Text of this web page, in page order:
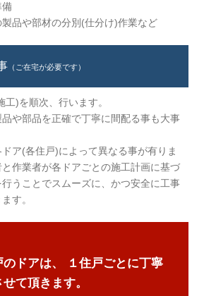
備
製品や部材の分別(仕分け)作業など
（ご在宅が必要です）
)を順次、行います。
や部品を正確で丁寧に間配る事も大事
ア(各住戸)によって異なる事が有りま
作業者が各ドアごとの施工計画に基づ
うことでスムーズに、かつ安全に工事
す。
ドアは、
１住戸ごとに丁寧
て頂きます。